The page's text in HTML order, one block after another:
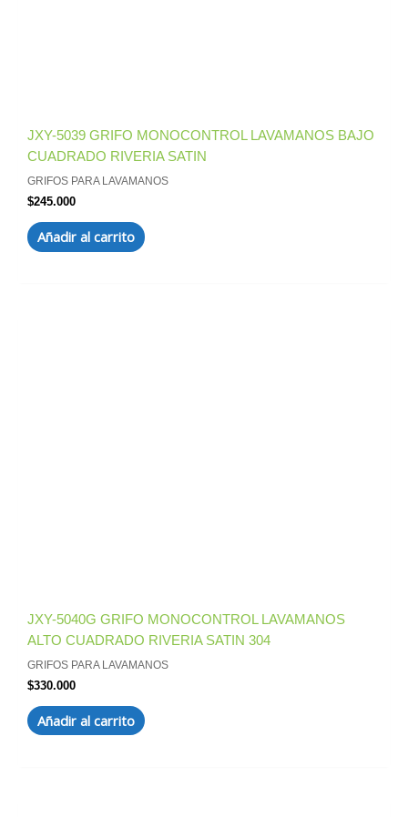
JXY-5039 GRIFO MONOCONTROL LAVAMANOS BAJO
CUADRADO RIVERIA SATIN
GRIFOS PARA LAVAMANOS
$245.000
Añadir al carrito
JXY-5040G GRIFO MONOCONTROL LAVAMANOS
ALTO CUADRADO RIVERIA SATIN 304
GRIFOS PARA LAVAMANOS
$330.000
Añadir al carrito